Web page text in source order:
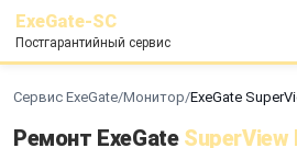
ExeGate-SC
Постгарантийный сервис
Сервис ExeGate/Монитор/ExeGate
Ремонт ExeGate SuperView